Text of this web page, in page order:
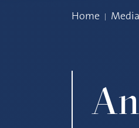
Home